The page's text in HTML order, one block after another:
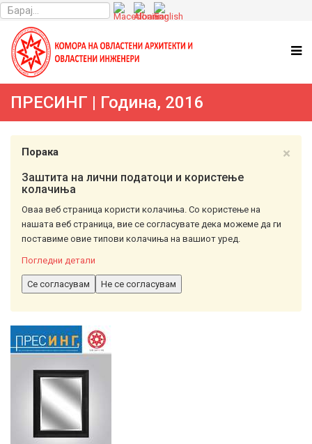
ПРЕСИНГ | Година, 2016
×
Порака
Заштита на лични податоци и користење
колачиња
Оваа веб страница користи колачиња. Со користење на
нашата веб страница, вие се согласувате дека можеме да ги
поставиме овие типови колачиња на вашиот уред.
Погледни детали
Се согласувам Не се согласувам